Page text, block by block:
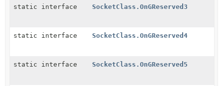
static interface SocketClass.OnGReserved3
static interface SocketClass.OnGReserved4
static interface SocketClass.OnGReserved5